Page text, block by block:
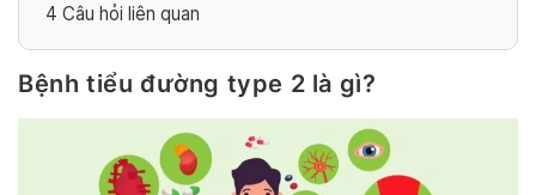
4 Câu hỏi liên quan
Bệnh tiểu đường type 2 là gì?